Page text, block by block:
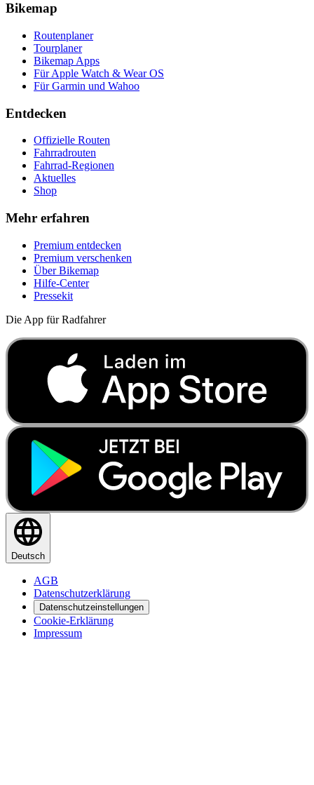
Bikemap
Routenplaner
Tourplaner
Bikemap Apps
Für Apple Watch & Wear OS
Für Garmin und Wahoo
Entdecken
Offizielle Routen
Fahrradrouten
Fahrrad-Regionen
Aktuelles
Shop
Mehr erfahren
Premium entdecken
Premium verschenken
Über Bikemap
Hilfe-Center
Pressekit
Die App für Radfahrer
Deutsch
AGB
Datenschutzerklärung
Datenschutzeinstellungen
Cookie-Erklärung
Impressum